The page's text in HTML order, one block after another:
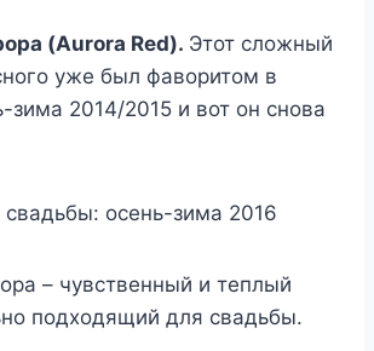
(Aurora Red). Этот сложный
уже был фаворитом в
зима 2014/2015 и вот он снова
– чувственный и теплый
подходящий для свадьбы.